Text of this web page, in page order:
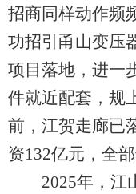
招商同样动作频
功招引甬山变压
项目落地，进一
件就近配套，规
前，江贺走廊已
资132亿元，全
2025年，江山